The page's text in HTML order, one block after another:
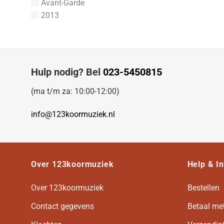
York, Terry
Yancy, Marvin
Xenakis, Iannis
Xavier Montsalvatage
Wynette, Tammy
Wright, Reginal
Woodward, R.
Woodgate, Leslie
1-Stemmig
Avant-Garde
2013
Hulp nodig? Bel 023-5450815
(ma t/m za: 10:00-12:00)
info@123koormuziek.nl
Over 123koormuziek
Over 123koormuziek
Contact gegevens
Help &
Bestellen
Betaal